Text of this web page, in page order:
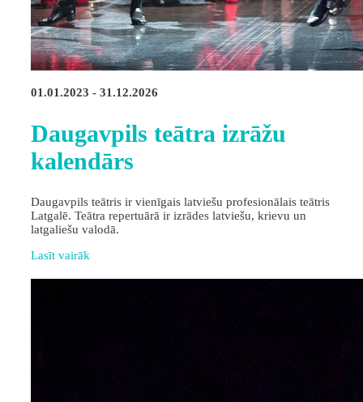
01.01.2023 - 31.12.2026
Daugavpils teātra izrāžu
kalendārs
Daugavpils teātris ir vienīgais latviešu profesionālais teātris
Latgalē. Teātra repertuārā ir izrādes latviešu, krievu un
latgaliešu valodā.
Lasīt vairāk